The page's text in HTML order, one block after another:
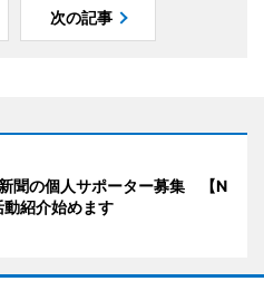
次の記事
聞の個人サポーター募集 【N
紹介始めます